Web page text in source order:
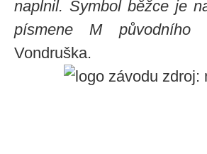
naplnil. Symbol běžce je
písmene M původního
Vondruška.